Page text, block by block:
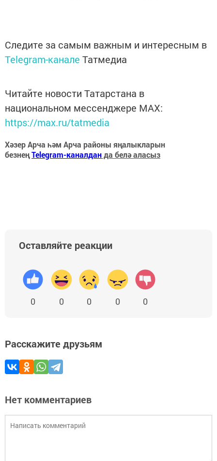
Следите за самым важным и интересным в
Telegram-канале Татмедиа
Читайте новости Татарстана в
национальном мессенджере MАХ:
https://max.ru/tatmedia
Хәзер Арча һәм Арча районы яңалыкларын
безнеңTelegram-каналданда белә аласыз
Оставляйте реакции
0 0 0 0 0
Расскажите друзьям
Нет комментариев